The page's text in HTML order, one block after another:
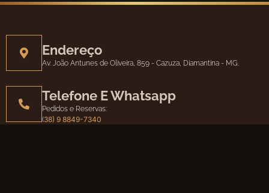
Endereço
Av. João Antunes de Oliveira, 859 - Cazuza, Diamantina - MG.
Telefone E Whatsapp
Pedidos e Reservas:
(38) 9 8849-7340